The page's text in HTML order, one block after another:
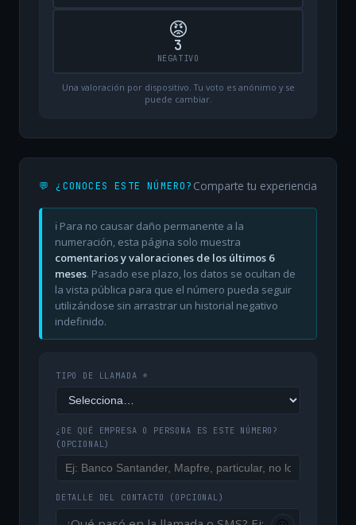
😡
3
NEGATIVO
Una valoración por dispositivo. Tu voto es anónimo y se
puede cambiar.
💬 ¿CONOCES ESTE NÚMERO? Comparte tu experiencia
ℹ️ Para no causar daño permanente a la
numeración, esta página solo muestra
comentarios y valoraciones de los últimos 6
meses. Pasado ese plazo, los datos se ocultan de
la vista pública para que el número pueda seguir
utilizándose sin arrastrar un historial negativo
indefinido.
TIPO DE LLAMADA *
¿DE QUÉ EMPRESA O PERSONA ES ESTE NÚMERO?
(OPCIONAL)
DETALLE DEL CONTACTO (OPCIONAL)